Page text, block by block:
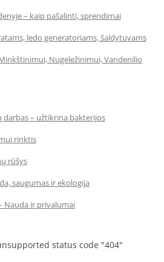
– kaip pašalinti, sprendimai
ledo generatoriams, šaldytuvams
Nugeležinimui, Vandenilio
darbas – užtikrina bakterijos
rinktis
rūšys
saugumas ir ekologija
Nauda ir privalumai
status code "404"